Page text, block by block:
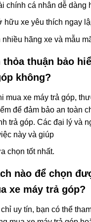
chính cá nhân dễ dàng
hữu xe yêu thích ngay
nhiều hãng xe và mẫu
thỏa thuận bảo
không?
mua xe máy trả góp,
để đảm bảo an toàn
trả góp. Các đại lý và
này và giúp
chọn tốt nhất.
nào để chọn
xe máy trả góp?
uy tín, bạn có thể